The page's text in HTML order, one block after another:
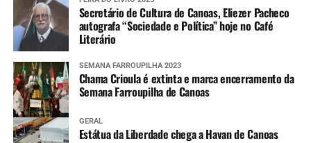
Secretário de Cultura de Canoas, Eliezer Pacheco
autografa “Sociedade e Política” hoje no Café
Literário
SEMANA FARROUPILHA 2023
Chama Crioula é extinta e marca encerramento da
Semana Farroupilha de Canoas
GERAL
Estátua da Liberdade chega a Havan de Canoas